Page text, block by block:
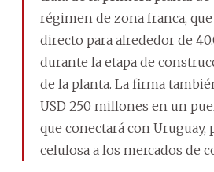
régimen de zona franca,
directo para alrededor de
durante la etapa de
de la planta. La firma
USD 250 millones en un
que conectará con Uruguay,
celulosa a los mercados de